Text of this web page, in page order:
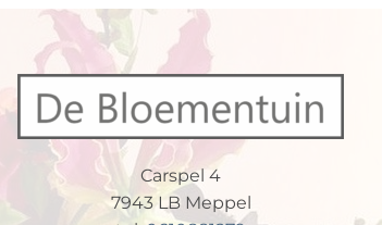
Carspel 4
7943 LB Meppel